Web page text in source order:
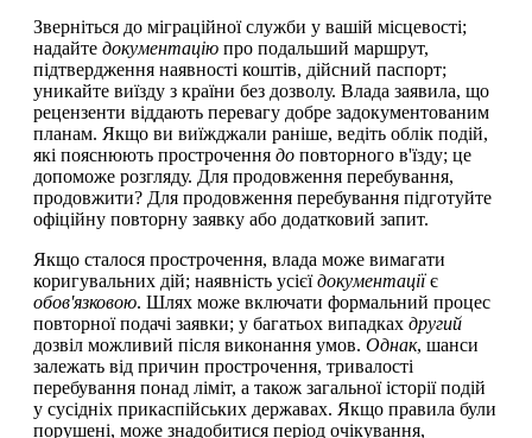
Зверніться до міграційної служби у вашій місцевості;
надайте документацію про подальший маршрут,
підтвердження наявності коштів, дійсний паспорт;
уникайте виїзду з країни без дозволу. Влада заявила, що
рецензенти віддають перевагу добре задокументованим
планам. Якщо ви виїжджали раніше, ведіть облік подій,
які пояснюють прострочення до повторного в'їзду; це
допоможе розгляду. Для продовження перебування,
продовжити? Для продовження перебування підготуйте
офіційну повторну заявку або додатковий запит.
Якщо сталося прострочення, влада може вимагати
коригувальних дій; наявність усієїдокументаціїє
обов'язковою. Шлях може включати формальний процес
повторної подачі заявки; у багатьох випадках другий
дозвіл можливий після виконання умов. Однак, шанси
залежать від причин прострочення, тривалості
перебування понад ліміт, а також загальної історії подій
у сусідніх прикаспійських державах. Якщо правила були
порушені, може знадобитися період очікування,